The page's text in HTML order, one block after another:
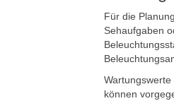
Für die
Sehaufgaben
können